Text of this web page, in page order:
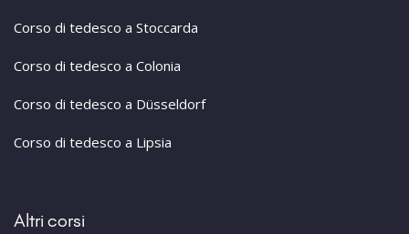
Corso di tedesco a Stoccarda
Corso di tedesco a Colonia
Corso di tedesco a Düsseldorf
Corso di tedesco a Lipsia
Altri corsi